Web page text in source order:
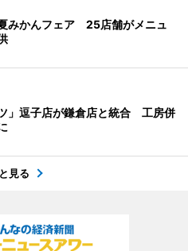
みかんフェア 25店舗がメニュ
」逗子店が鎌倉店と統合 工房併
見る